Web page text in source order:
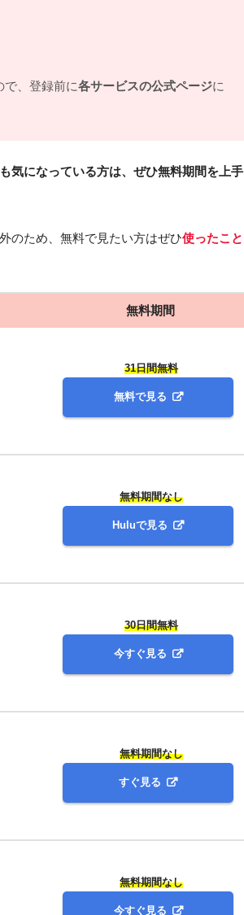
、登録前に各サービスの公式ページに
気になっている方は、ぜひ無料期間を上手
のため、無料で見たい方はぜひ使ったこと
無料期間
31日間無料
無料で見る
無料期間なし
Huluで見る
30日間無料
今すぐ見る
無料期間なし
すぐ見る
無料期間なし
今すぐ見る